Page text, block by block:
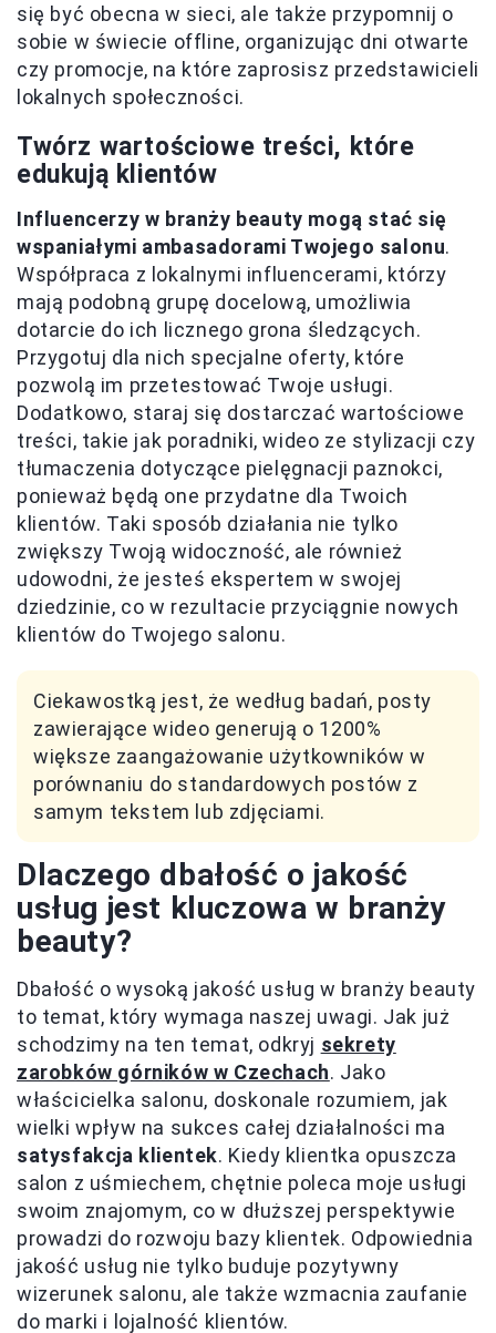
się być obecna w sieci, ale także przypomnij o
sobie w świecie offline, organizując dni otwarte
czy promocje, na które zaprosisz przedstawicieli
lokalnych społeczności.
Twórz wartościowe treści, które
edukują klientów
Influencerzy w branży beauty mogą stać się
wspaniałymi ambasadorami Twojego salonu.
Współpraca z lokalnymi influencerami, którzy
mają podobną grupę docelową, umożliwia
dotarcie do ich licznego grona śledzących.
Przygotuj dla nich specjalne oferty, które
pozwolą im przetestować Twoje usługi.
Dodatkowo, staraj się dostarczać wartościowe
treści, takie jak poradniki, wideo ze stylizacji czy
tłumaczenia dotyczące pielęgnacji paznokci,
ponieważ będą one przydatne dla Twoich
klientów. Taki sposób działania nie tylko
zwiększy Twoją widoczność, ale również
udowodni, że jesteś ekspertem w swojej
dziedzinie, co w rezultacie przyciągnie nowych
klientów do Twojego salonu.
Ciekawostką jest, że według badań, posty
zawierające wideo generują o 1200%
większe zaangażowanie użytkowników w
porównaniu do standardowych postów z
samym tekstem lub zdjęciami.
Dlaczego dbałość o jakość
usług jest kluczowa w branży
beauty?
Dbałość o wysoką jakość usług w branży beauty
to temat, który wymaga naszej uwagi. Jak już
schodzimy na ten temat, odkryj sekrety
zarobków górników w Czechach. Jako
właścicielka salonu, doskonale rozumiem, jak
wielki wpływ na sukces całej działalności ma
satysfakcja klientek. Kiedy klientka opuszcza
salon z uśmiechem, chętnie poleca moje usługi
swoim znajomym, co w dłuższej perspektywie
prowadzi do rozwoju bazy klientek. Odpowiednia
jakość usług nie tylko buduje pozytywny
wizerunek salonu, ale także wzmacnia zaufanie
do marki i lojalność klientów.